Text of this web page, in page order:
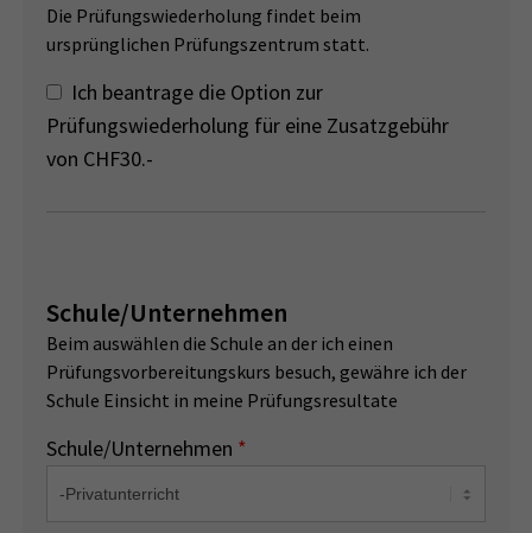
Die Prüfungswiederholung findet beim
ursprünglichen Prüfungszentrum statt.
Ich beantrage die Option zur
Prüfungswiederholung für eine Zusatzgebühr
von CHF30.-
Schule/Unternehmen
Beim auswählen die Schule an der ich einen
Prüfungsvorbereitungskurs besuch, gewähre ich der
Schule Einsicht in meine Prüfungsresultate
Schule/Unternehmen *